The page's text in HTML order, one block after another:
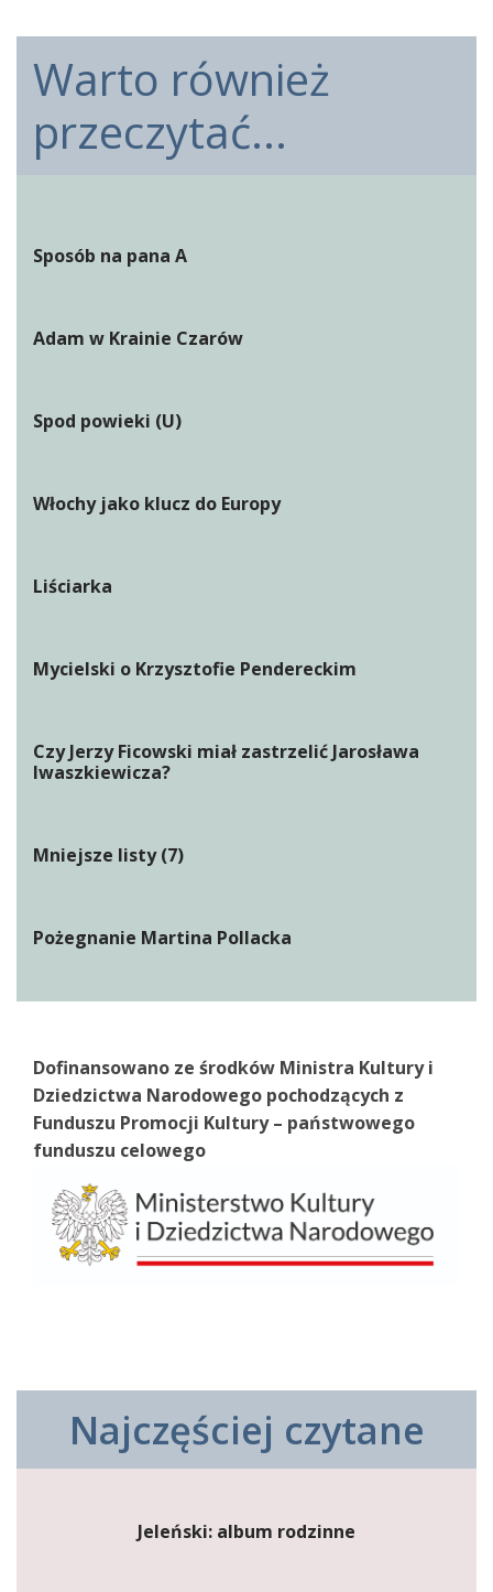
Warto również
przeczytać...
Sposób na pana A
Adam w Krainie Czarów
Spod powieki (U)
Włochy jako klucz do Europy
Liściarka
Mycielski o Krzysztofie Pendereckim
Czy Jerzy Ficowski miał zastrzelić Jarosława
Iwaszkiewicza?
Mniejsze listy (7)
Pożegnanie Martina Pollacka
Dofinansowano ze środków Ministra Kultury i
Dziedzictwa Narodowego pochodzących z
Funduszu Promocji Kultury – państwowego
funduszu celowego
Najczęściej czytane
Jeleński: album rodzinne